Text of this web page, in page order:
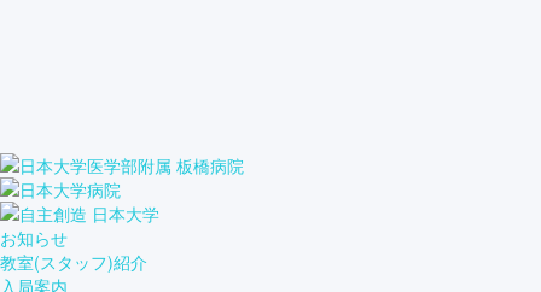
お知らせ
教室(スタッフ)紹介
入局案内